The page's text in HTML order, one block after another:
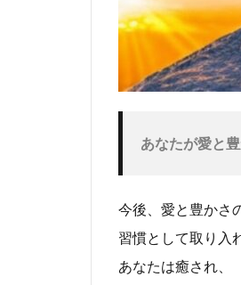
あなたが愛と
今後、愛と豊かさ
習慣として取り入
あなたは癒され、